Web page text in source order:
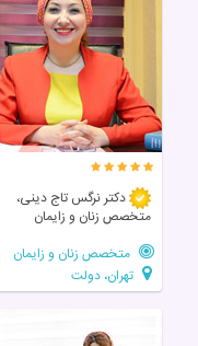
دکتر نرگس تاج دینی،
متخصص زنان و زایمان
متخصص زنان و زایمان
تهران، دولت